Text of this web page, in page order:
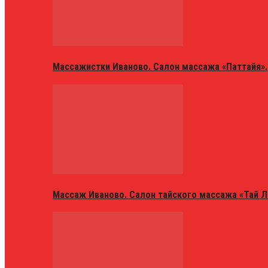
Массажистки Иваново. Салон массажа «Паттайя».
Массаж Иваново. Салон тайского массажа «Тай